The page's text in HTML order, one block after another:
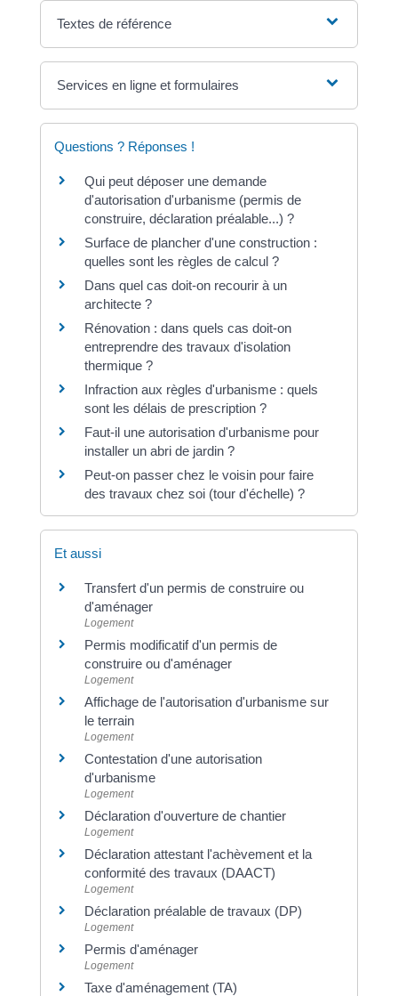
Textes de référence
Services en ligne et formulaires
Questions ? Réponses !
Qui peut déposer une demande
d'autorisation d'urbanisme (permis de
construire, déclaration préalable...) ?
Surface de plancher d'une construction :
quelles sont les règles de calcul ?
Dans quel cas doit-on recourir à un
architecte ?
Rénovation : dans quels cas doit-on
entreprendre des travaux d'isolation
thermique ?
Infraction aux règles d'urbanisme : quels
sont les délais de prescription ?
Faut-il une autorisation d'urbanisme pour
installer un abri de jardin ?
Peut-on passer chez le voisin pour faire
des travaux chez soi (tour d'échelle) ?
Et aussi
Transfert d'un permis de construire ou
d'aménager
Logement
Permis modificatif d'un permis de
construire ou d'aménager
Logement
Affichage de l'autorisation d'urbanisme sur
le terrain
Logement
Contestation d'une autorisation
d'urbanisme
Logement
Déclaration d'ouverture de chantier
Logement
Déclaration attestant l'achèvement et la
conformité des travaux (DAACT)
Logement
Déclaration préalable de travaux (DP)
Logement
Permis d'aménager
Logement
Taxe d'aménagement (TA)